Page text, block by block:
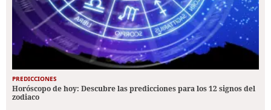
PREDICCIONES
Horóscopo de hoy: Descubre las predicciones para los 12 signos del
zodiaco